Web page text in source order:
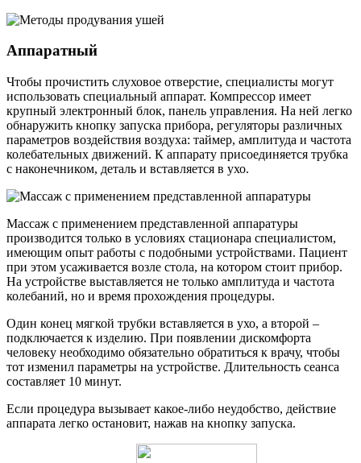
Аппаратный
Чтобы прочистить слуховое отверстие, специалисты могут
использовать специальный аппарат. Компрессор имеет
крупный электронный блок, панель управления. На ней легко
обнаружить кнопку запуска прибора, регуляторы различных
параметров воздействия воздуха: таймер, амплитуда и частота
колебательных движений. К аппарату присоединяется трубка
с наконечником, деталь и вставляется в ухо.
Массаж с применением представленной аппаратуры
производится только в условиях стационара специалистом,
имеющим опыт работы с подобными устройствами. Пациент
при этом усаживается возле стола, на котором стоит прибор.
На устройстве выставляется не только амплитуда и частота
колебаний, но и время прохождения процедуры.
Один конец мягкой трубки вставляется в ухо, а второй –
подключается к изделию. При появлении дискомфорта
человеку необходимо обязательно обратиться к врачу, чтобы
тот изменил параметры на устройстве. Длительность сеанса
составляет 10 минут.
Если процедура вызывает какое-либо неудобство, действие
аппарата легко остановит, нажав на кнопку запуска.